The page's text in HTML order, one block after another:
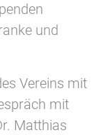
und
Vereins mit
mit
Matthias
Social Media